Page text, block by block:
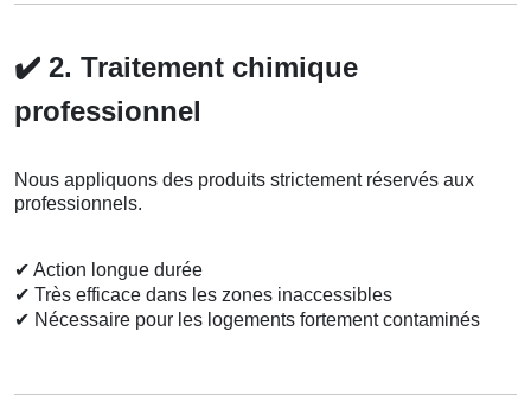
✔️ 2. Traitement chimique
professionnel
Nous appliquons des produits strictement réservés aux
professionnels.
✔ Action longue durée
✔ Très efficace dans les zones inaccessibles
✔ Nécessaire pour les logements fortement contaminés